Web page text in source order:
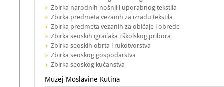
Zbirka narodnih nošnji i uporabnog tekstila
Zbirka predmeta vezanih za izradu tekstila
Zbirka predmeta vezanih za običaje i obrede
Zbirka seoskih igračaka i školskog pribora
Zbirka seoskih obrta i rukotvorstva
Zbirka seoskog gospodarstva
Zbirka seoskog kućanstva
Muzej Moslavine Kutina